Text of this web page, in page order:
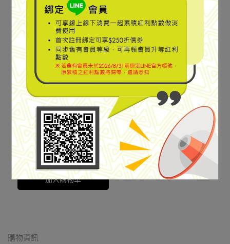
加入購物車
刷毛老爹帽
【KAVU】Toasty Topper
刷毛老爹帽 菸草 #1236
NT$1,260NT$1,400
加入購物車
購物資訊